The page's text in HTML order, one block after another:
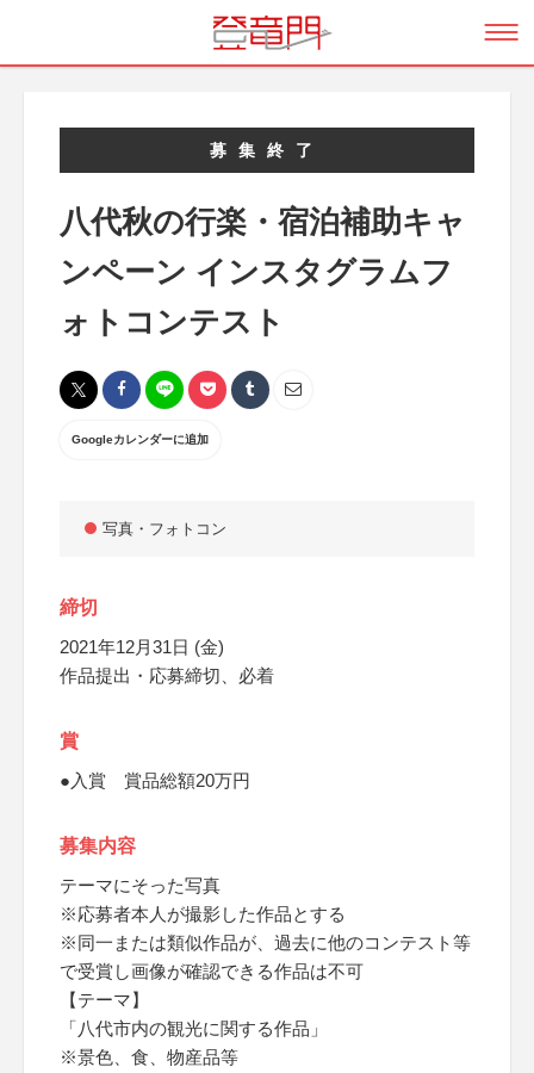
募集終了
八代秋の行楽・宿泊補助キャ
ンペーン インスタグラムフ
ォトコンテスト
Googleカレンダーに追加
写真・フォトコン
締切
2021年12月31日 (金)
作品提出・応募締切、必着
賞
●入賞 賞品総額20万円
募集内容
テーマにそった写真
※応募者本人が撮影した作品とする
※同一または類似作品が、過去に他のコンテスト等
で受賞し画像が確認できる作品は不可
【テーマ】
「八代市内の観光に関する作品」
※景色、食、物産品等